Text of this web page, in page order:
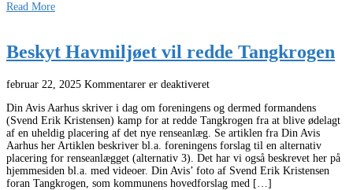
Read More
Beskyt Havmiljøet vil redde Tangkrogen
februar 22, 2025 Kommentarer er deaktiveret
Din Avis Aarhus skriver i dag om foreningens og dermed formandens
(Svend Erik Kristensen) kamp for at redde Tangkrogen fra at blive ødelagt
af en uheldig placering af det nye renseanlæg. Se artiklen fra Din Avis
Aarhus her Artiklen beskriver bl.a. foreningens forslag til en alternativ
placering for renseanlægget (alternativ 3). Det har vi også beskrevet her på
hjemmesiden bl.a. med videoer. Din Avis’ foto af Svend Erik Kristensen
foran Tangkrogen, som kommunens hovedforslag med […]